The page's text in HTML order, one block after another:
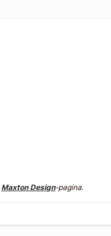
Maxton Design-pagina.